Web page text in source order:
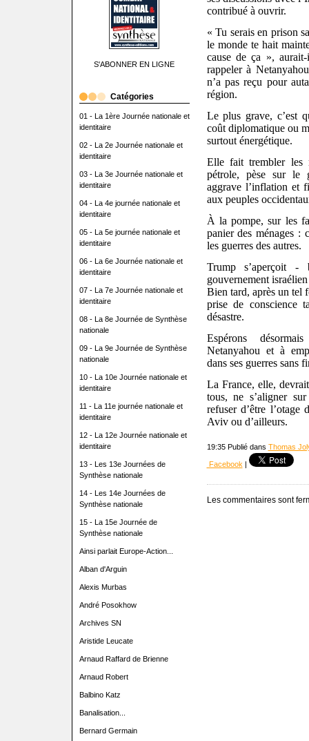
S'ABONNER EN LIGNE
Catégories
01 - La 1ère Journée nationale et
identitaire
02 - La 2e Journée nationale et
identitaire
03 - La 3e Journée nationale et
identitaire
04 - La 4e journée nationale et
identitaire
05 - La 5e journée nationale et
identitaire
06 - La 6e Journée nationale et
identitaire
07 - La 7e Journée nationale et
identitaire
08 - La 8e Journée de Synthèse
nationale
09 - La 9e Journée de Synthèse
nationale
10 - La 10e Journée nationale et
identitaire
11 - La 11e journée nationale et
identitaire
12 - La 12e Journée nationale et
identitaire
13 - Les 13e Journées de
Synthèse nationale
14 - Les 14e Journées de
Synthèse nationale
15 - La 15e Journée de
Synthèse nationale
Ainsi parlait Europe-Action...
Alban d'Arguin
Alexis Murbas
André Posokhow
Archives SN
Aristide Leucate
Arnaud Raffard de Brienne
Arnaud Robert
Balbino Katz
Banalisation...
Bernard Germain
contribué à ouvrir.
« Tu serais en prison
le monde te hait
cause de ça »,
rappeler à
n’a pas reçu pour
région.
Le plus grave, c’est
coût diplomatique ou
surtout énergétique.
Elle fait trembler les
pétrole, pèse sur le
aggrave l’inflation et
aux peuples
À la pompe, sur les
panier des ménages :
les guerres des autres.
Trump s’aperçoit
gouvernement
Bien tard, après un tel
prise de conscience
désastre.
Espérons
Netanyahou et à
dans ses guerres sans
La France, elle,
tous, ne s’aligner
refuser d’être l’otage
Aviv ou d’ailleurs.
19:35 Publié dans Thomas
Facebook|
Les commentaires sont